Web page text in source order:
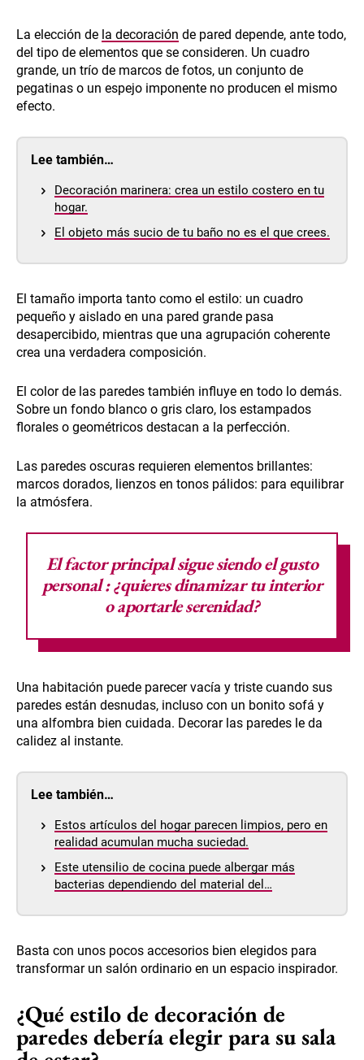
La elección de la decoración de pared depende, ante todo,
del tipo de elementos que se consideren. Un cuadro
grande, un trío de marcos de fotos, un conjunto de
pegatinas o un espejo imponente no producen el mismo
efecto.
Lee también…
Decoración marinera: crea un estilo costero en tu
hogar.
El objeto más sucio de tu baño no es el que crees.
El tamaño importa tanto como el estilo: un cuadro
pequeño y aislado en una pared grande pasa
desapercibido, mientras que una agrupación coherente
crea una verdadera composición.
El color de las paredes también influye en todo lo demás.
Sobre un fondo blanco o gris claro, los estampados
florales o geométricos destacan a la perfección.
Las paredes oscuras requieren elementos brillantes:
marcos dorados, lienzos en tonos pálidos: para equilibrar
la atmósfera.
El factor principal sigue siendo el gusto
personal: ¿quieres dinamizar tu interior
o aportarle serenidad?
Una habitación puede parecer vacía y triste cuando sus
paredes están desnudas, incluso con un bonito sofá y
una alfombra bien cuidada. Decorar las paredes le da
calidez al instante.
Lee también…
Estos artículos del hogar parecen limpios, pero en
realidad acumulan mucha suciedad.
Este utensilio de cocina puede albergar más
bacterias dependiendo del material del…
Basta con unos pocos accesorios bien elegidos para
transformar un salón ordinario en un espacio inspirador.
¿Qué estilo de decoración de
paredes debería elegir para su sala